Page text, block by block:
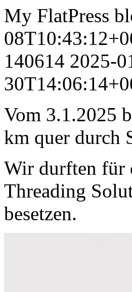
My FlatPress
140614 2025-
Vom 3.1.2025
km quer durch
Wir durften für
Threading
besetzen.